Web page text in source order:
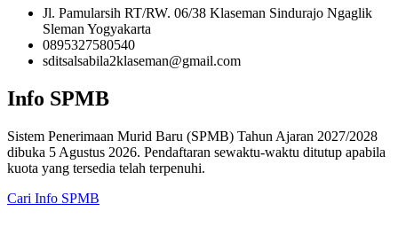
Jl. Pamularsih RT/RW. 06/38 Klaseman Sindurajo Ngaglik
Sleman Yogyakarta
0895327580540
sditsalsabila2klaseman@gmail.com
Info SPMB
Sistem Penerimaan Murid Baru (SPMB) Tahun Ajaran 2027/2028
dibuka 5 Agustus 2026. Pendaftaran sewaktu-waktu ditutup apabila
kuota yang tersedia telah terpenuhi.
Cari Info SPMB